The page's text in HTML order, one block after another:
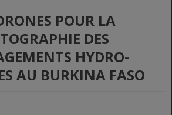
POUR LA
DES
HYDRO-
AU BURKINA FASO